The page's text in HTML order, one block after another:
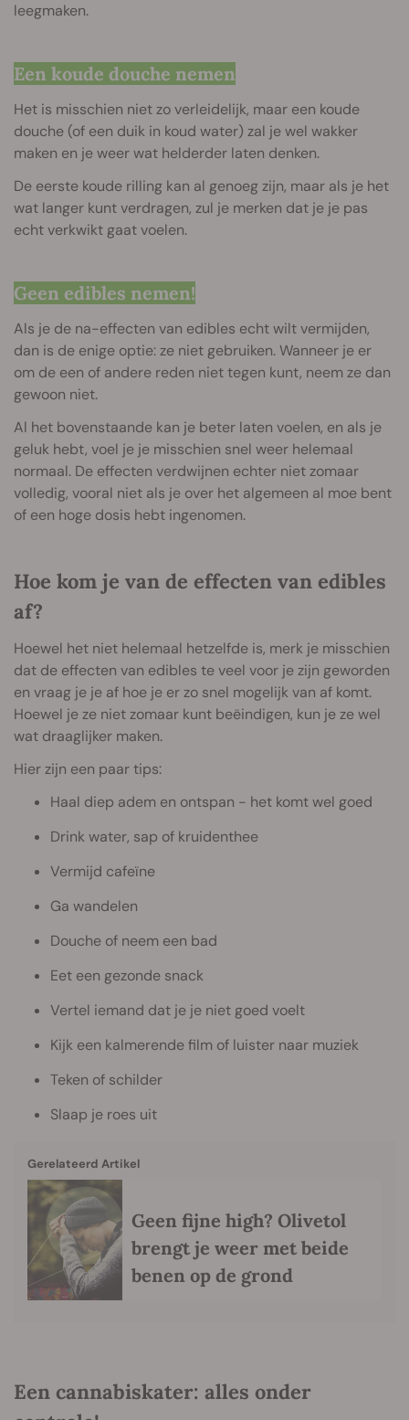
leegmaken.
Een koude douche nemen
Het is misschien niet zo verleidelijk, maar een koude
douche (of een duik in koud water) zal je wel wakker
maken en je weer wat helderder laten denken.
De eerste koude rilling kan al genoeg zijn, maar als je het
wat langer kunt verdragen, zul je merken dat je je pas
echt verkwikt gaat voelen.
Geen edibles nemen!
Als je de na-effecten van edibles echt wilt vermijden,
dan is de enige optie: ze niet gebruiken. Wanneer je er
om de een of andere reden niet tegen kunt, neem ze dan
gewoon niet.
Al het bovenstaande kan je beter laten voelen, en als je
geluk hebt, voel je je misschien snel weer helemaal
normaal. De effecten verdwijnen echter niet zomaar
volledig, vooral niet als je over het algemeen al moe bent
of een hoge dosis hebt ingenomen.
Hoe kom je van de effecten van edibles
af?
Hoewel het niet helemaal hetzelfde is, merk je misschien
dat de effecten van edibles te veel voor je zijn geworden
en vraag je je af hoe je er zo snel mogelijk van af komt.
Hoewel je ze niet zomaar kunt beëindigen, kun je ze wel
wat draaglijker maken.
Hier zijn een paar tips:
Haal diep adem en ontspan - het komt wel goed
Drink water, sap of kruidenthee
Vermijd cafeïne
Ga wandelen
Douche of neem een bad
Eet een gezonde snack
Vertel iemand dat je je niet goed voelt
Kijk een kalmerende film of luister naar muziek
Teken of schilder
Slaap je roes uit
Gerelateerd Artikel
Geen fijne high? Olivetol
brengt je weer met beide
benen op de grond
Een cannabiskater: alles onder